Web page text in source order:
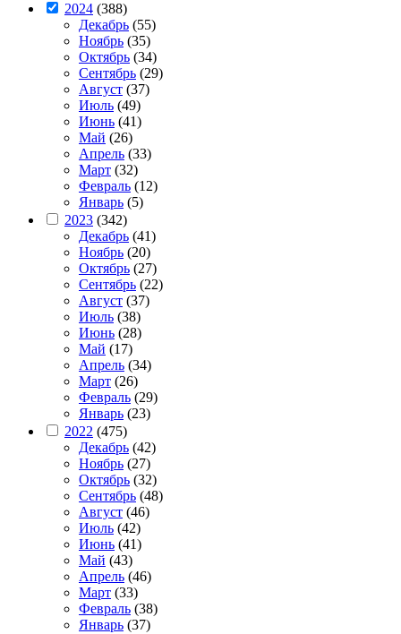
2024 (388)
Декабрь (55)
Ноябрь (35)
Октябрь (34)
Сентябрь (29)
Август (37)
Июль (49)
Июнь (41)
Май (26)
Апрель (33)
Март (32)
Февраль (12)
Январь (5)
2023 (342)
Декабрь (41)
Ноябрь (20)
Октябрь (27)
Сентябрь (22)
Август (37)
Июль (38)
Июнь (28)
Май (17)
Апрель (34)
Март (26)
Февраль (29)
Январь (23)
2022 (475)
Декабрь (42)
Ноябрь (27)
Октябрь (32)
Сентябрь (48)
Август (46)
Июль (42)
Июнь (41)
Май (43)
Апрель (46)
Март (33)
Февраль (38)
Январь (37)